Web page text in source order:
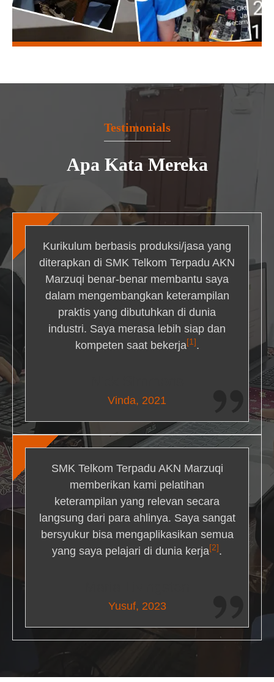
Testimonials
Apa Kata Mereka
Kurikulum berbasis produksi/jasa yang
diterapkan di SMK Telkom Terpadu AKN
Marzuqi benar-benar membantu saya
dalam mengembangkan keterampilan
praktis yang dibutuhkan di dunia
industri. Saya merasa lebih siap dan
kompeten saat bekerja[1] .
Vinda, 2021
SMK Telkom Terpadu AKN Marzuqi
memberikan kami pelatihan
keterampilan yang relevan secara
langsung dari para ahlinya. Saya sangat
bersyukur bisa mengaplikasikan semua
yang saya pelajari di dunia kerja[2] .
Yusuf, 2023